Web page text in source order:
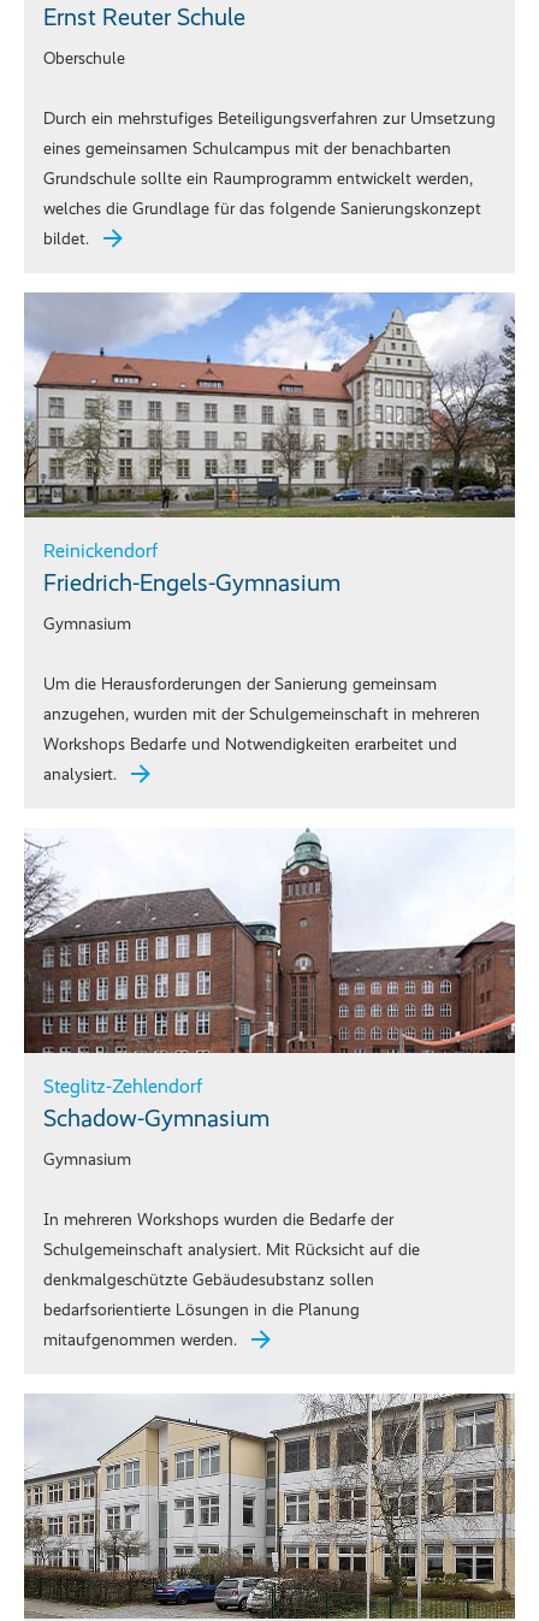
Ernst Reuter Schule
Oberschule
Durch ein mehrstufiges Beteiligungsverfahren zur Umsetzung
eines gemeinsamen Schulcampus mit der benachbarten
Grundschule sollte ein Raumprogramm entwickelt werden,
welches die Grundlage für das folgende Sanierungskonzept
bildet.
Reinickendorf
Friedrich-Engels-Gymnasium
Gymnasium
Um die Herausforderungen der Sanierung gemeinsam
anzugehen, wurden mit der Schulgemeinschaft in mehreren
Workshops Bedarfe und Notwendigkeiten erarbeitet und
analysiert.
Steglitz-Zehlendorf
Schadow-Gymnasium
Gymnasium
In mehreren Workshops wurden die Bedarfe der
Schulgemeinschaft analysiert. Mit Rücksicht auf die
denkmalgeschützte Gebäudesubstanz sollen
bedarfsorientierte Lösungen in die Planung
mitaufgenommen werden.